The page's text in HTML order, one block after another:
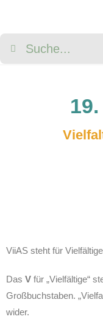
ViiAS steht für
Das V für „Vielfältige“
Großbuchstaben.
wider.